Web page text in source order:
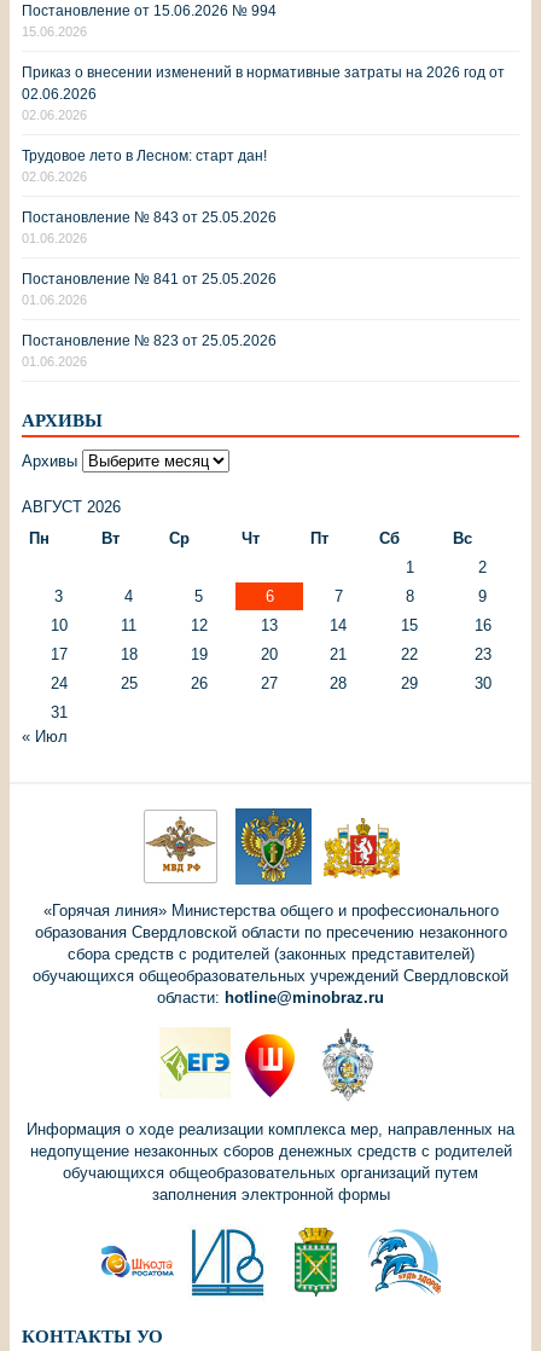
Постановление от 15.06.2026 № 994
15.06.2026
Приказ о внесении изменений в нормативные затраты на 2026 год от
02.06.2026
02.06.2026
Трудовое лето в Лесном: старт дан!
02.06.2026
Постановление № 843 от 25.05.2026
01.06.2026
Постановление № 841 от 25.05.2026
01.06.2026
Постановление № 823 от 25.05.2026
01.06.2026
АРХИВЫ
Архивы
АВГУСТ 2026
Пн
Вт Ср Чт Пт Сб
Вс
1
2
3
4 5 6 7 8
9
10
11 12 13 14 15
16
17
18 19 20 21 22
23
24
25 26 27 28 29
30
31
« Июл
«Горячая линия» Министерства общего и профессионального
образования Свердловской области по пресечению незаконного
сбора средств с родителей (законных представителей)
обучающихся общеобразовательных учреждений Свердловской
области: hotline@minobraz.ru
Информация о ходе реализации комплекса мер, направленных на
недопущение незаконных сборов денежных средств с родителей
обучающихся общеобразовательных организаций путем
заполнения электронной формы
КОНТАКТЫ УО